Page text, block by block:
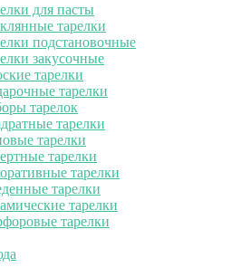
для пасты
тарелки
подстановочные
закусочные
тарелки
тарелки
тарелок
тарелки
тарелки
тарелки
тарелки
тарелки
тарелки
тарелки